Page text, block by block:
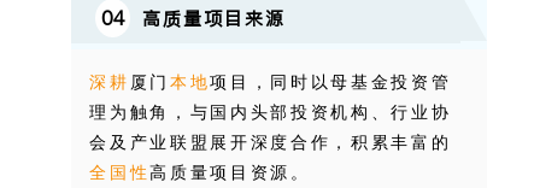
04 高质量项目来源
深耕 厦门本地项目，同时以母基金投资管
理为触角，与国内头部投资机构、行业协
会及产业联盟展开深度合作，积累丰富的
全国性高质量项目资源。